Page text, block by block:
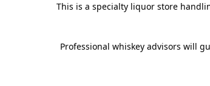
This is a specialty liquor store
Professional whiskey advisors will